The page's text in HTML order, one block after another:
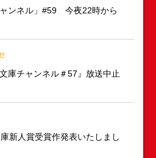
ャンネル」#59 今夜22時から
庫チャンネル＃57』放送中止
新人賞受賞作発表いたしまし